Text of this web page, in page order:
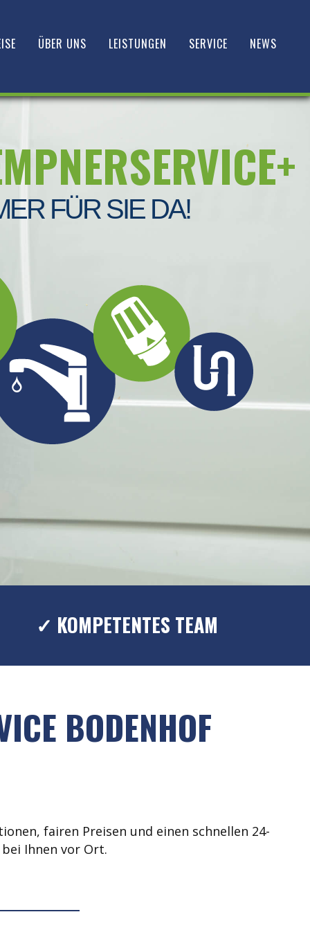
ÜBER UNS LEISTUNGEN SERVICE NEWS
FÜR SIE DA!
✓ KOMPETENTES TEAM
BODENHOF
fairen Preisen und einen schnellen 24-
Ihnen vor Ort.